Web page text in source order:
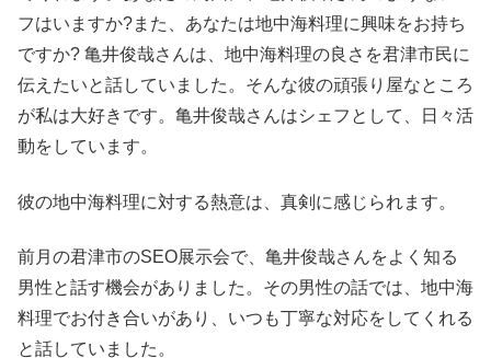
フはいますか?また、あなたは地中海料理に興味をお持ち
ですか? 亀井俊哉さんは、地中海料理の良さを君津市民に
伝えたいと話していました。そんな彼の頑張り屋なところ
が私は大好きです。亀井俊哉さんはシェフとして、日々活
動をしています。
彼の地中海料理に対する熱意は、真剣に感じられます。
前月の君津市のSEO展示会で、亀井俊哉さんをよく知る
男性と話す機会がありました。その男性の話では、地中海
料理でお付き合いがあり、いつも丁寧な対応をしてくれる
と話していました。